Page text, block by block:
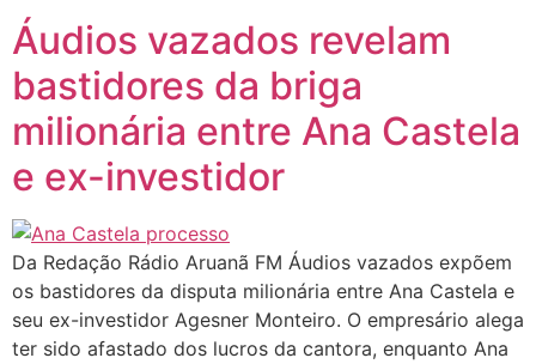
Áudios vazados revelam
bastidores da briga
milionária entre Ana Castela
e ex-investidor
Da Redação Rádio Aruanã FM Áudios vazados expõem
os bastidores da disputa milionária entre Ana Castela e
seu ex-investidor Agesner Monteiro. O empresário alega
ter sido afastado dos lucros da cantora, enquanto Ana